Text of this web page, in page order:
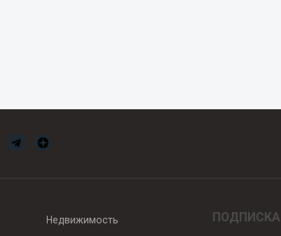
Недвижимость ПОДПИСКА